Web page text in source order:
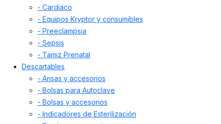
- Cardiaco
- Equipos Kryptor y consumibles
- Preeclampsia
- Sepsis
- Tamiz Prenatal
Descartables
- Ansas y accesorios
- Bolsas para Autoclave
- Bolsas y accesorios
- Indicadores de Esterilización